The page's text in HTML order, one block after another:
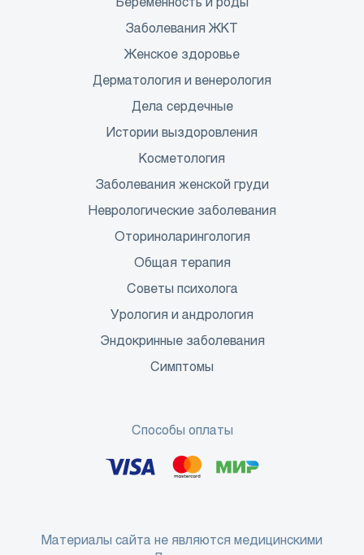
Заболевания ЖКТ
Женское здоровье
Дерматология и венерология
Дела сердечные
Истории выздоровления
Косметология
Заболевания женской груди
Неврологические заболевания
Оториноларингология
Общая терапия
Советы психолога
Урология и андрология
Эндокринные заболевания
Симптомы
Способы оплаты
Материалы сайта не являются медицинскими